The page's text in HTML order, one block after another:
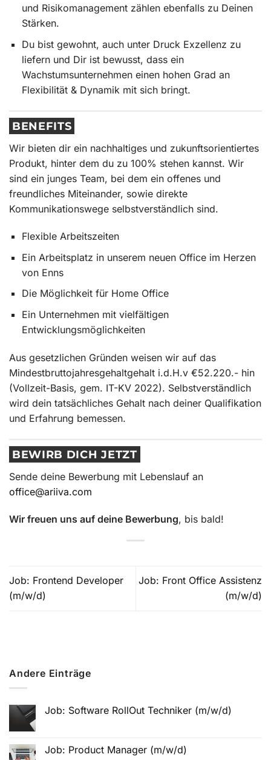
und Risikomanagement zählen ebenfalls zu Deinen
Stärken.
Du bist gewohnt, auch unter Druck Exzellenz zu
liefern und Dir ist bewusst, dass ein
Wachstumsunternehmen einen hohen Grad an
Flexibilität & Dynamik mit sich bringt.
BENEFITS
Wir bieten dir ein nachhaltiges und zukunftsorientiertes
Produkt, hinter dem du zu 100% stehen kannst. Wir
sind ein junges Team, bei dem ein offenes und
freundliches Miteinander, sowie direkte
Kommunikationswege selbstverständlich sind.
Flexible Arbeitszeiten
Ein Arbeitsplatz in unserem neuen Office im Herzen
von Enns
Die Möglichkeit für Home Office
Ein Unternehmen mit vielfältigen
Entwicklungsmöglichkeiten
Aus gesetzlichen Gründen weisen wir auf das
Mindestbruttojahresgehaltgehalt i.d.H.v €52.220.- hin
(Vollzeit-Basis, gem. IT-KV 2022). Selbstverständlich
wird dein tatsächliches Gehalt nach deiner Qualifikation
und Erfahrung bemessen.
BEWIRB DICH JETZT
Sende deine Bewerbung mit Lebenslauf an
office@ariiva.com
Wir freuen uns auf deine Bewerbung, bis bald!
Job: Frontend Developer
(m/w/d)
Job: Front Office Assistenz
(m/w/d)
Andere Einträge
Job: Software RollOut Techniker (m/w/d)
Job: Product Manager (m/w/d)